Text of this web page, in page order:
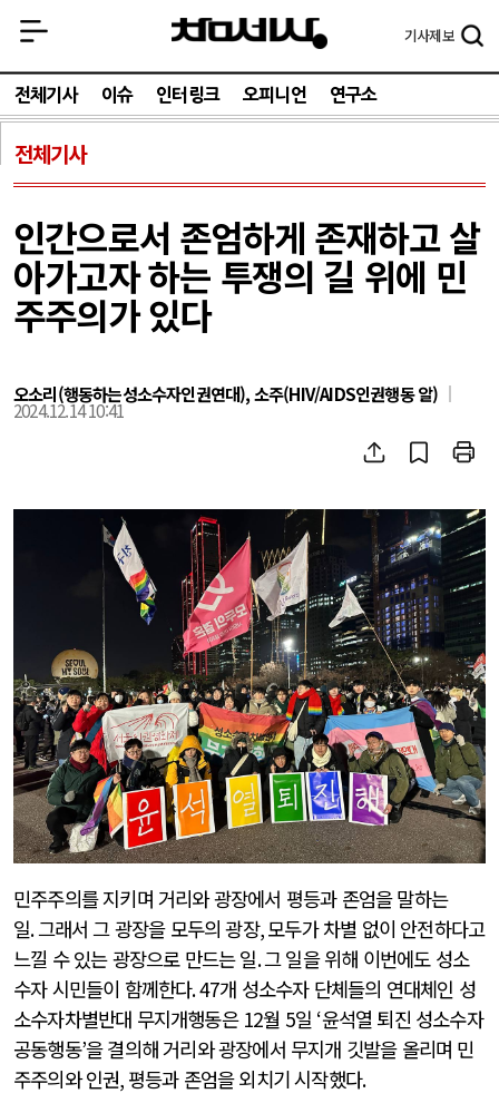
기사제보
전체기사 이슈 인터링크 오피니언 연구소
전체기사
인간으로서 존엄하게 존재하고 살
아가고자 하는 투쟁의 길 위에 민
주주의가 있다
오소리(행동하는성소수자인권연대), 소주(HIV/AIDS인권행동 알)
2024.12.14 10:41
민주주의를 지키며 거리와 광장에서 평등과 존엄을 말하는
일.그래서 그 광장을 모두의 광장,모두가 차별 없이 안전하다고
느낄 수 있는 광장으로 만드는 일.그 일을 위해 이번에도 성소
수자 시민들이 함께한다. 47개 성소수자 단체들의 연대체인 성
소수자차별반대 무지개행동은 12월 5일 ‘윤석열 퇴진 성소수자
공동행동’을 결의해 거리와 광장에서 무지개 깃발을 올리며 민
주주의와 인권, 평등과 존엄을 외치기 시작했다.